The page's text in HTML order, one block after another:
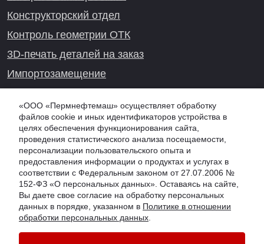
Конструкторский отдел
Контроль геометрии ОТК
3D-печать деталей на заказ
Импортозамещение
© 2026 PNM.SU - ООО "Пермнефтемаш" (ПНМ, PNM), г. Омск
Обработка персональных данных
Онлайн-консультация
«ООО «Пермнефтемаш» осуществляет обработку
файлов cookie и иных идентификаторов устройства в
целях обеспечения функционирования сайта,
проведения статистического анализа посещаемости,
персонализации пользовательского опыта и
предоставления информации о продуктах и услугах в
соответствии с Федеральным законом от 27.07.2006 №
152-ФЗ «О персональных данных». Оставаясь на сайте,
Вы даете свое согласие на обработку персональных
данных в порядке, указанном в Политике в отношении
обработки персональных данных